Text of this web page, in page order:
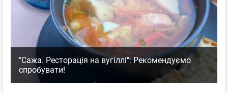
"Сажа. Ресторація на вугіллі": Рекомендуємо
спробувати!